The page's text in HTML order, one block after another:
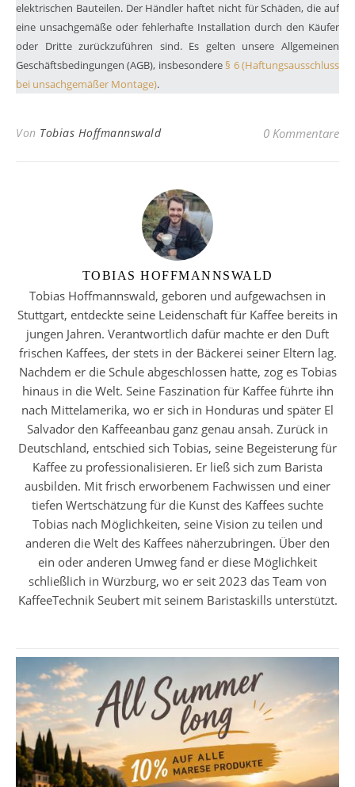
elektrischen Bauteilen. Der Händler haftet nicht für Schäden, die auf
eine unsachgemäße oder fehlerhafte Installation durch den Käufer
oder Dritte zurückzuführen sind. Es gelten unsere Allgemeinen
Geschäftsbedingungen (AGB), insbesondere § 6 (Haftungsausschluss
bei unsachgemäßer Montage).
Von Tobias Hoffmannswald 0 Kommentare
TOBIAS HOFFMANNSWALD
Tobias Hoffmannswald, geboren und aufgewachsen in
Stuttgart, entdeckte seine Leidenschaft für Kaffee bereits in
jungen Jahren. Verantwortlich dafür machte er den Duft
frischen Kaffees, der stets in der Bäckerei seiner Eltern lag.
Nachdem er die Schule abgeschlossen hatte, zog es Tobias
hinaus in die Welt. Seine Faszination für Kaffee führte ihn
nach Mittelamerika, wo er sich in Honduras und später El
Salvador den Kaffeeanbau ganz genau ansah. Zurück in
Deutschland, entschied sich Tobias, seine Begeisterung für
Kaffee zu professionalisieren. Er ließ sich zum Barista
ausbilden. Mit frisch erworbenem Fachwissen und einer
tiefen Wertschätzung für die Kunst des Kaffees suchte
Tobias nach Möglichkeiten, seine Vision zu teilen und
anderen die Welt des Kaffees näherzubringen. Über den
ein oder anderen Umweg fand er diese Möglichkeit
schließlich in Würzburg, wo er seit 2023 das Team von
KaffeeTechnik Seubert mit seinem Baristaskills unterstützt.